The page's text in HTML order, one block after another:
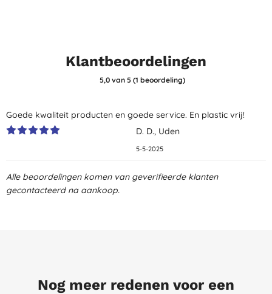
Klantbeoordelingen
5,0van 5 (1 beoordeling)
Goede kwaliteit producten en goede service. En plastic vrij!
D. D., Uden
5-5-2025
Alle beoordelingen komen van geverifieerde klanten
gecontacteerd na aankoop.
Nog meer redenen voor een